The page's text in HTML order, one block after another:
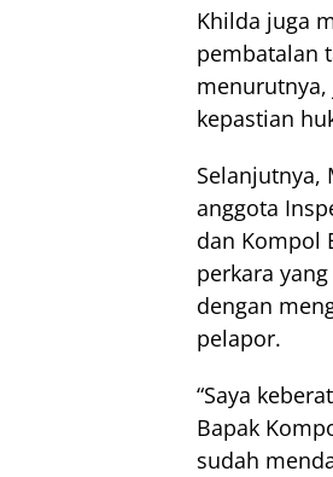
Khilda juga
pembatalan
kepastian
Selanjutnya,
anggota
dan Kompol
perkara
dengan
pelapor.
“Saya
Bapak
sudah